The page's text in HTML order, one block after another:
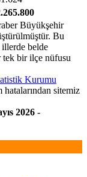
Büyükşehir
Bu
illerde belde
tek bir ilçe nüfusu
Kurumu
sitemiz
2026 -